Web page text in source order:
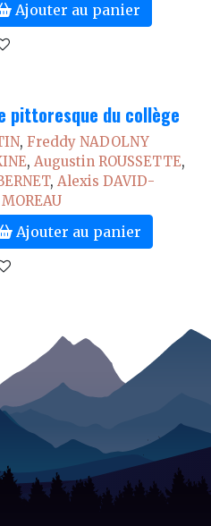
Ajouter au panier
pittoresque du collège
,Freddy NADOLNY
,Augustin ROUSSETTE,
,Alexis DAVID-
Ajouter au panier